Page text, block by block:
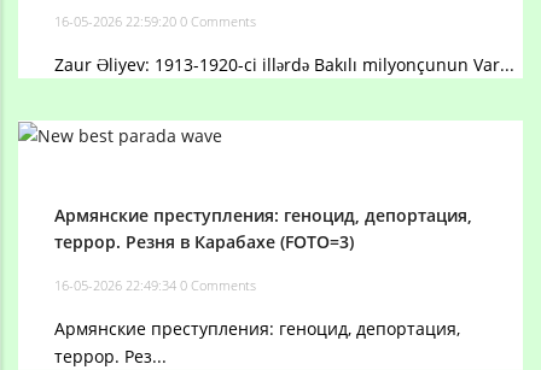
16-05-2026 22:59:20 0 Comments
Zaur Əliyev: 1913-1920-ci illərdə Bakılı milyonçunun Var...
Армянские преступления: геноцид, депортация,
террор. Резня в Карабахе (FOTO=3)
16-05-2026 22:49:34 0 Comments
Армянские преступления: геноцид, депортация,
террор. Рез...